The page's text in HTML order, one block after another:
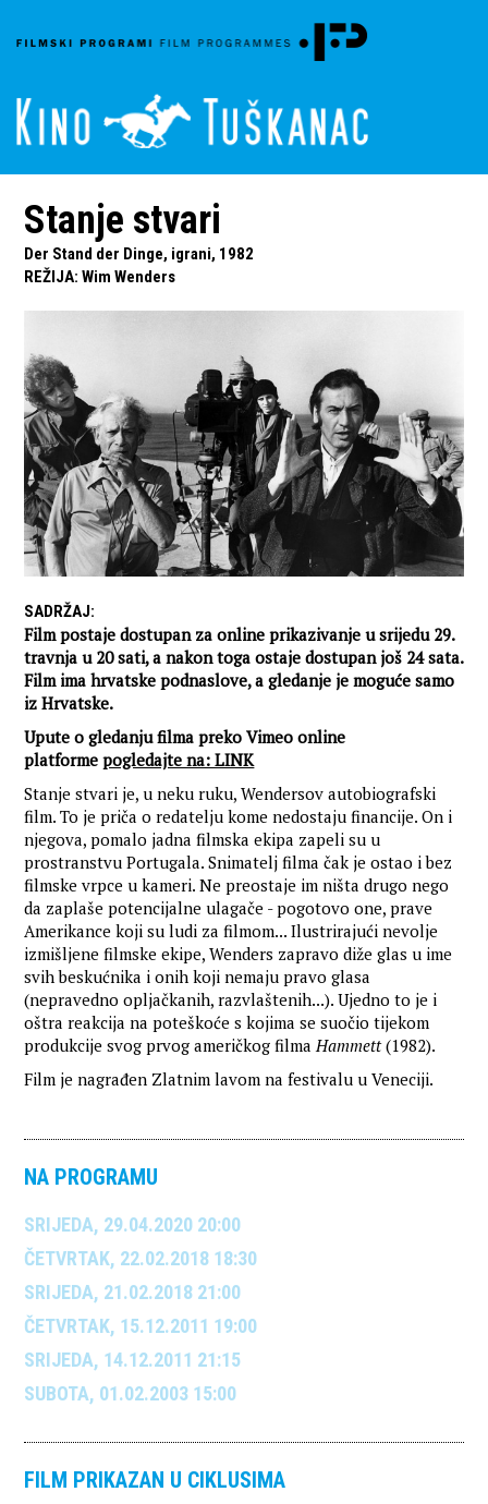
Stanje stvari
Der Stand der Dinge, igrani, 1982
REŽIJA: Wim Wenders
SADRŽAJ:
Film postaje dostupan za online prikazivanje u srijedu 29.
travnja u 20 sati, a nakon toga ostaje dostupan još 24 sata.
Film ima hrvatske podnaslove, a gledanje je moguće samo
iz Hrvatske.
Upute o gledanju filma preko Vimeo online
platformepogledajte na: LINK
Stanje stvari je, u neku ruku, Wendersov autobiografski
film. To je priča o redatelju kome nedostaju financije. On i
njegova, pomalo jadna filmska ekipa zapeli su u
prostranstvu Portugala. Snimatelj filma čak je ostao i bez
filmske vrpce u kameri. Ne preostaje im ništa drugo nego
da zaplaše potencijalne ulagače - pogotovo one, prave
Amerikance koji su ludi za filmom... Ilustrirajući nevolje
izmišljene filmske ekipe, Wenders zapravo diže glas u ime
svih beskućnika i onih koji nemaju pravo glasa
(nepravedno opljačkanih, razvlaštenih...). Ujedno to je i
oštra reakcija na poteškoće s kojima se suočio tijekom
produkcije svog prvog američkog filmaHammett(1982).
Film je nagrađen Zlatnim lavom na festivalu u Veneciji.
NA PROGRAMU
SRIJEDA, 29.04.2020 20:00
ČETVRTAK, 22.02.2018 18:30
SRIJEDA, 21.02.2018 21:00
ČETVRTAK, 15.12.2011 19:00
SRIJEDA, 14.12.2011 21:15
SUBOTA, 01.02.2003 15:00
FILM PRIKAZAN U CIKLUSIMA